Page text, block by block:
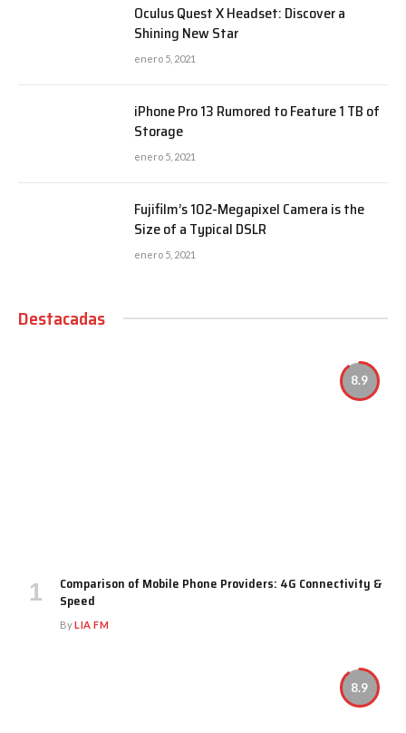
Oculus Quest X Headset: Discover a
Shining New Star
enero 5, 2021
iPhone Pro 13 Rumored to Feature 1 TB of
Storage
enero 5, 2021
Fujifilm’s 102-Megapixel Camera is the
Size of a Typical DSLR
enero 5, 2021
Destacadas
8.9
Comparison of Mobile Phone Providers: 4G Connectivity &
Speed
ByLIA FM
8.9